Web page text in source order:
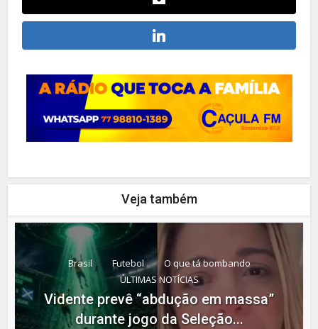
Veja também
Brasil Futebol
O que tá bombando
ÚLTIMAS NOTÍCIAS
Vidente prevê “abdução em massa”
durante jogo da Seleção...